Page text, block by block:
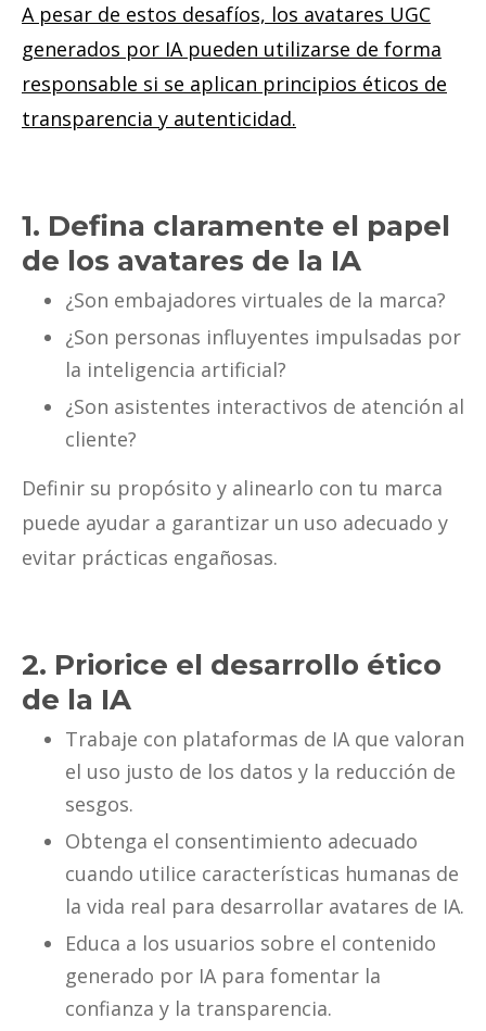
A pesar de estos desafíos, los avatares UGC
generados por IA pueden utilizarse de forma
responsable si se aplican principios éticos de
transparencia y autenticidad.
1. Defina claramente el papel
de los avatares de la IA
¿Son embajadores virtuales de la marca?
¿Son personas influyentes impulsadas por
la inteligencia artificial?
¿Son asistentes interactivos de atención al
cliente?
Definir su propósito y alinearlo con tu marca
puede ayudar a garantizar un uso adecuado y
evitar prácticas engañosas.
2. Priorice el desarrollo ético
de la IA
Trabaje con plataformas de IA que valoran
el uso justo de los datos y la reducción de
sesgos.
Obtenga el consentimiento adecuado
cuando utilice características humanas de
la vida real para desarrollar avatares de IA.
Educa a los usuarios sobre el contenido
generado por IA para fomentar la
confianza y la transparencia.